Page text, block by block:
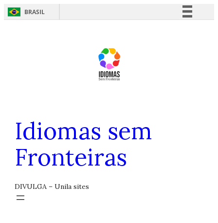
BRASIL
Idiomas sem
Fronteiras
DIVULGA – Unila sites